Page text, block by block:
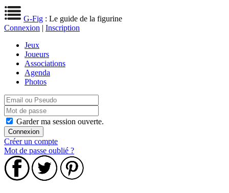
G-Fig : Le guide de la figurine
Connexion | Inscription
Jeux
Joueurs
Associations
Agenda
Photos
Garder ma session ouverte.
Créer un compte
Mot de passe oublié ?